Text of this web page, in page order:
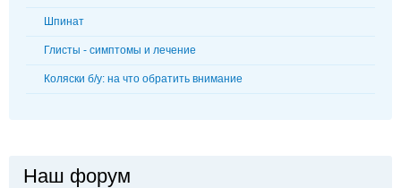
Шпинат
Глисты - симптомы и лечение
Коляски б/у: на что обратить внимание
Наш форум